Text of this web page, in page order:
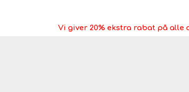
Vi giver 20% ekstra rabat på alle